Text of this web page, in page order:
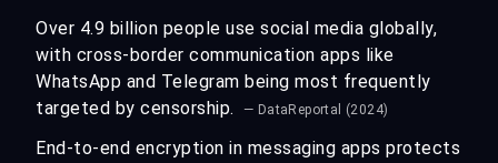
Over 4.9 billion people use social media globally,
with cross-border communication apps like
WhatsApp and Telegram being most frequently
targeted by censorship.
— DataReportal (2024)
End-to-end encryption in messaging apps protects